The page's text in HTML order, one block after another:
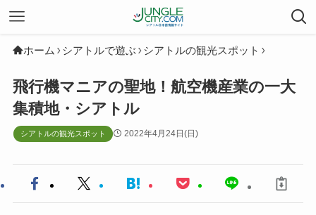
ホーム シアトルで遊ぶ シアトルの観光スポット
飛行機マニアの聖地！航空機産業の一大
集積地・シアトル
シアトルの観光スポット 2022年4月24日(日)